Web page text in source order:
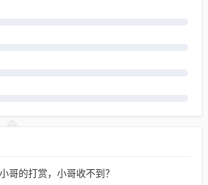
哥的打赏，小哥收不到？